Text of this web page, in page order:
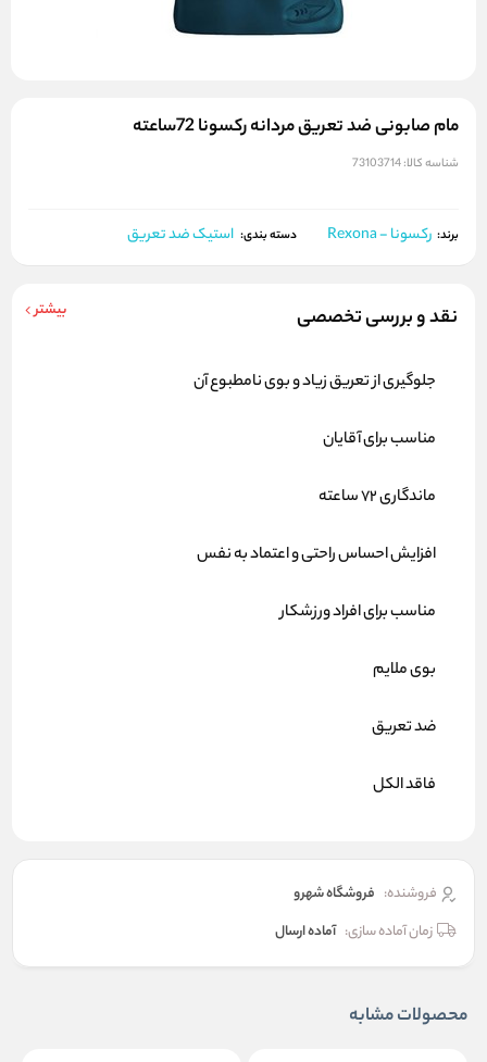
مام صابونی ضد تعریق مردانه رکسونا 72ساعته
شناسه کالا:73103714
برند: رکسونا - Rexona دسته بندی: استیک ضد تعریق
نقد و بررسی تخصصی بیشتر
جلوگیری از تعریق زیاد و بوی نامطبوع آن
مناسب برای آقایان
ماندگاری 72 ساعته
افزایش احساس راحتی و اعتماد به نفس
مناسب برای افراد ورزشکار
بوی ملایم
ضد تعریق
فاقد الکل
فروشنده: فروشگاه شهرو
زمان آماده سازی: آماده ارسال
محصولات مشابه